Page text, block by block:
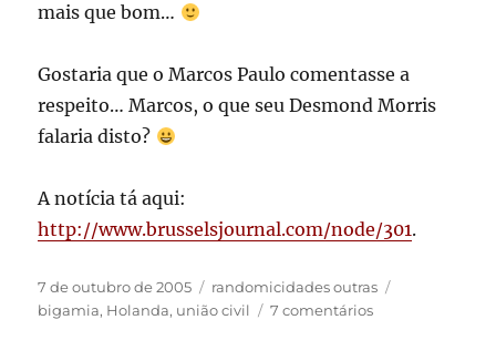
mais que bom…
Gostaria que o Marcos Paulo comentasse a
respeito… Marcos, o que seu Desmond Morris
falaria disto?
A notícia tá aqui:
http://www.brusselsjournal.com/node/301.
Publicado
em
7 de outubro de 2005 Categorias
randomicidades outras
bigamia, Holanda, união civil 7 comentáriosem